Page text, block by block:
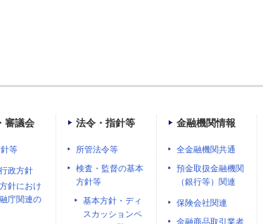
審議会
等
政方針
針におけ
庁関連の
法令・指針等
所管法令等
検査・監督の基本
方針等
基本方針・ディ
スカッションペ
金融機関情報
全金融機関共通
預金取扱金融機関
（銀行等）関連
保険会社関連
金融商品取引業者